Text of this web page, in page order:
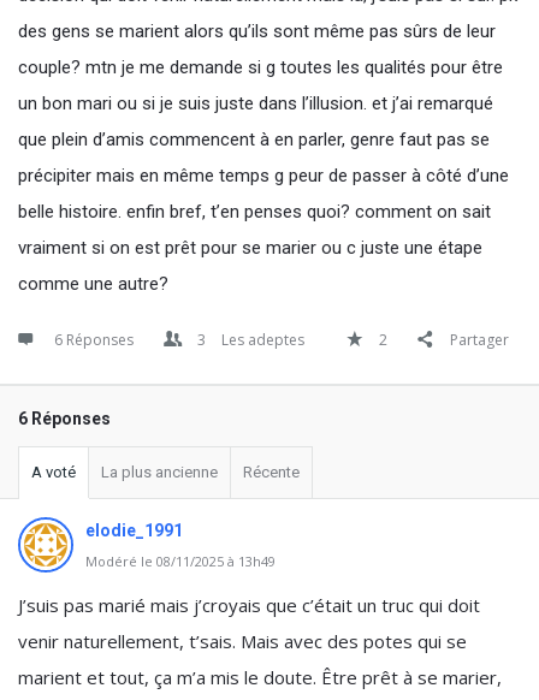
des gens se marient alors qu’ils sont même pas sûrs de leur
couple? mtn je me demande si g toutes les qualités pour être
un bon mari ou si je suis juste dans l’illusion. et j’ai remarqué
que plein d’amis commencent à en parler, genre faut pas se
précipiter mais en même temps g peur de passer à côté d’une
belle histoire. enfin bref, t’en penses quoi? comment on sait
vraiment si on est prêt pour se marier ou c juste une étape
comme une autre?
6 Réponses 3 Les adeptes 2 Partager
6 Réponses
A voté La plus ancienne Récente
elodie_1991
Modéré le 08/11/2025 à 13h49
J’suis pas marié mais j’croyais que c’était un truc qui doit
venir naturellement, t’sais. Mais avec des potes qui se
marient et tout, ça m’a mis le doute. Être prêt à se marier,